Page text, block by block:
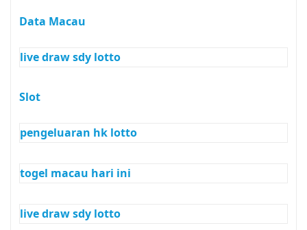
Data Macau
live draw sdy lotto
Slot
pengeluaran hk lotto
togel macau hari ini
live draw sdy lotto